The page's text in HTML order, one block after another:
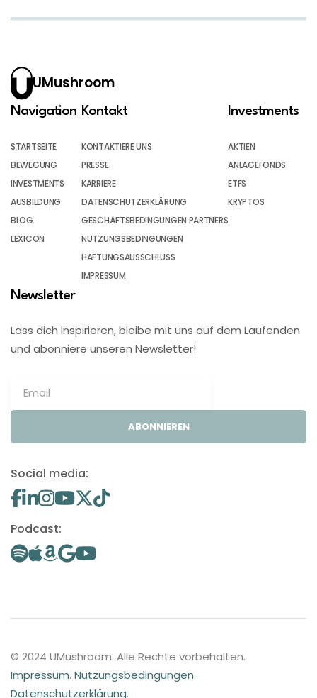
UMushroom
Navigation
STARTSEITE
BEWEGUNG
INVESTMENTS
AUSBILDUNG
BLOG
LEXICON
Kontakt
KONTAKTIERE UNS
PRESSE
KARRIERE
DATENSCHUTZERKLÄRUNG
GESCHÄFTSBEDINGUNGEN PARTNERS
NUTZUNGSBEDINGUNGEN
HAFTUNGSAUSSCHLUSS
IMPRESSUM
Investments
AKTIEN
ANLAGEFONDS
ETFS
KRYPTOS
Newsletter
Lass dich inspirieren, bleibe mit uns auf dem Laufenden
und abonniere unseren Newsletter!
ABONNIEREN
Social media:
Podcast:
© 2024 UMushroom. Alle Rechte vorbehalten.
Impressum. Nutzungsbedingungen.
Datenschutzerklärung.